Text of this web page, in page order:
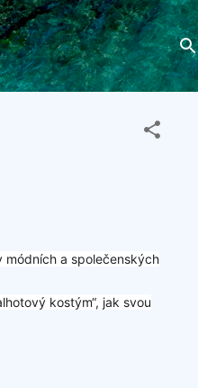
módních a společenských
kostým“, jak svou